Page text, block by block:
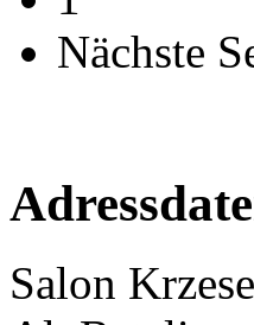
Nächste
Salon